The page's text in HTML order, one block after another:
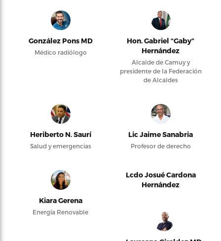
González Pons MD
Médico radiólogo
Hon. Gabriel “Gaby”
Hernández
Alcalde de Camuy y
presidente de la Federación
de Alcaldes
Heriberto N. Saurí
Salud y emergencias
Lic Jaime Sanabria
Profesor de derecho
Kiara Gerena
Energía Renovable
Lcdo Josué Cardona
Hernández